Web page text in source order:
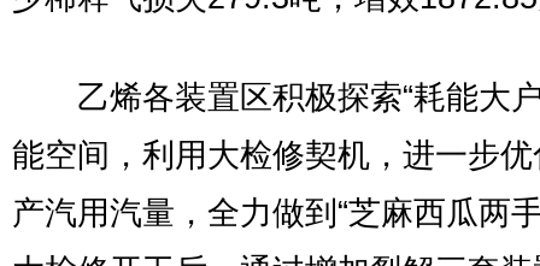
乙烯各装置区积极探索“耗能大户
能空间，利用大检修契机，进一步
产汽用汽量，全力做到“芝麻西瓜两